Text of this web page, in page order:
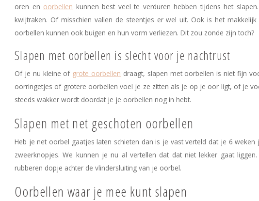
oren en oorbellen kunnen best veel te verduren hebben tijdens het
kwijtraken. Of misschien vallen de steentjes er wel uit. Ook is het
oorbellen kunnen ook buigen en hun vorm verliezen. Dit zou zonde zijn toch?
Slapen met oorbellen is slecht voor je nachtrust
Of je nu kleine of grote oorbellen draagt, slapen met oorbellen is niet fijn
oorringetjes of grotere oorbellen voel je ze zitten als je op je oor ligt, of je
steeds wakker wordt doordat je je oorbellen nog in hebt.
Slapen met net geschoten oorbellen
Heb je net oorbel gaatjes laten schieten dan is je vast verteld dat je 6
zweerknopjes. We kunnen je nu al vertellen dat dat niet lekker gaat
rubberen dopje achter de vlindersluiting van je oorbel.
Oorbellen waar je mee kunt slapen